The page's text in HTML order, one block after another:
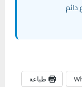
دائم
طباعة